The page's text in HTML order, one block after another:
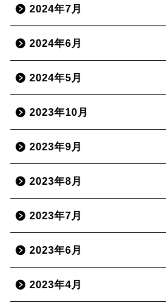
2024年7月
2024年6月
2024年5月
2023年10月
2023年9月
2023年8月
2023年7月
2023年6月
2023年4月